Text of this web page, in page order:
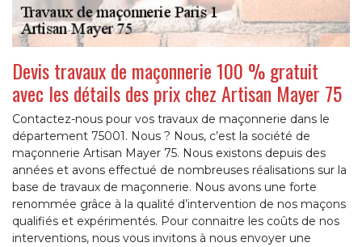
Devis travaux de maçonnerie 100 % gratuit
avec les détails des prix chez Artisan Mayer 75
Contactez-nous pour vos travaux de maçonnerie dans le
département 75001. Nous ? Nous, c’est la société de
maçonnerie Artisan Mayer 75. Nous existons depuis des
années et avons effectué de nombreuses réalisations sur la
base de travaux de maçonnerie. Nous avons une forte
renommée grâce à la qualité d’intervention de nos maçons
qualifiés et expérimentés. Pour connaitre les coûts de nos
interventions, nous vous invitons à nous envoyer une